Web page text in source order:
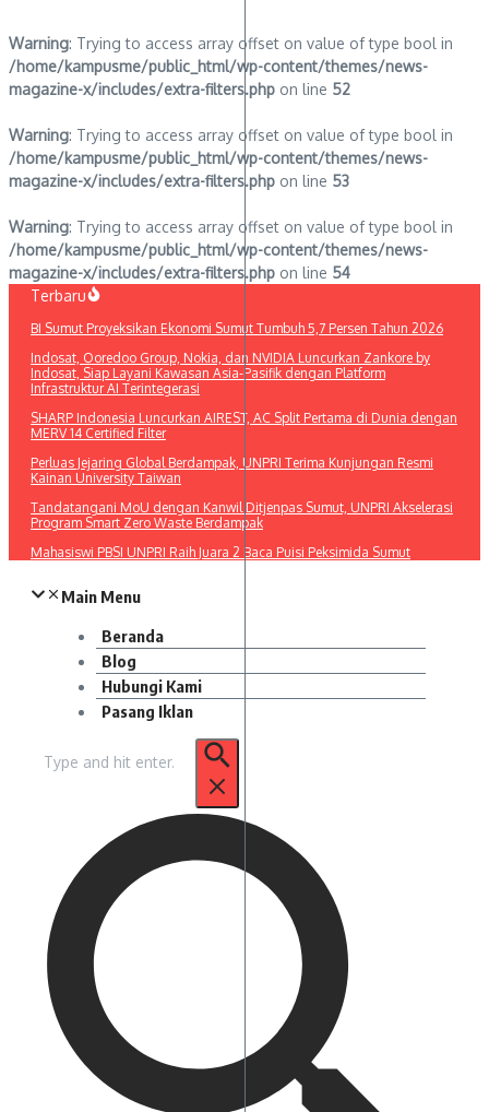
Warning: Trying to access array offset on value of type bool in
/home/kampusme/public_html/wp-content/themes/news-
magazine-x/includes/extra-filters.php on line 52
Warning: Trying to access array offset on value of type bool in
/home/kampusme/public_html/wp-content/themes/news-
magazine-x/includes/extra-filters.php on line 53
Warning: Trying to access array offset on value of type bool in
/home/kampusme/public_html/wp-content/themes/news-
magazine-x/includes/extra-filters.php on line 54
Lewati
konten
Terbaru
BI Sumut Proyeksikan Ekonomi Sumut Tumbuh 5,7 Persen Tahun 2026
Indosat, Ooredoo Group, Nokia, dan NVIDIA Luncurkan Zankore by
Indosat, Siap Layani Kawasan Asia-Pasifik dengan Platform
Infrastruktur AI Terintegerasi
SHARP Indonesia Luncurkan AIREST, AC Split Pertama di Dunia dengan
MERV 14 Certified Filter
Perluas Jejaring Global Berdampak, UNPRI Terima Kunjungan Resmi
Kainan University Taiwan
Tandatangani MoU dengan Kanwil Ditjenpas Sumut, UNPRI Akselerasi
Program Smart Zero Waste Berdampak
Mahasiswi PBSI UNPRI Raih Juara 2 Baca Puisi Peksimida Sumut
Main Menu
Beranda
Blog
Hubungi Kami
Pasang Iklan
untuk: